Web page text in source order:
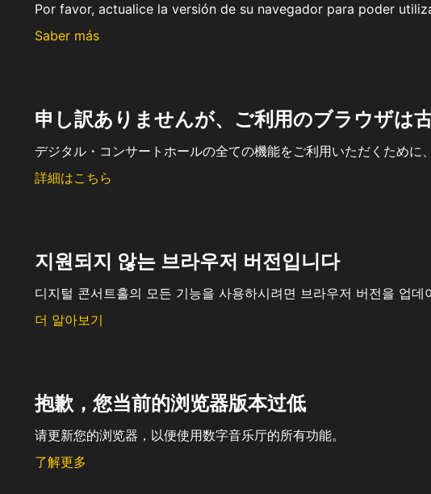
Por favor, actualice la versión de su navegador para poder
Saber más
申し訳ありませんが、ご利用のブラウザは
デジタル・コンサートホールの全ての機能をご利用いただくために
詳細はこちら
지원되지 않는 브라우저 버전입니다
디지털 콘서트홀의 모든 기능을 사용하시려면 브라우저 버전을 업데
더 알아보기
抱歉，您当前的浏览器版本过低
请更新您的浏览器，以便使用数字音乐厅的所有功能。
了解更多